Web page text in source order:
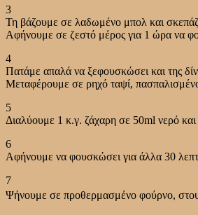
3
Τη βάζουμε σε λαδωμένο μπολ και
Αφήνουμε σε ζεστό μέρος για 1 ώρα να
4
Πατάμε απαλά να ξεφουσκώσει και της
Μεταφέρουμε σε ρηχό ταψί,
5
Διαλύουμε 1 κ.γ. ζάχαρη σε 50ml νερό
6
Αφήνουμε να φουσκώσει για άλλα 30
7
Ψήνουμε σε προθερμασμένο φούρνο,